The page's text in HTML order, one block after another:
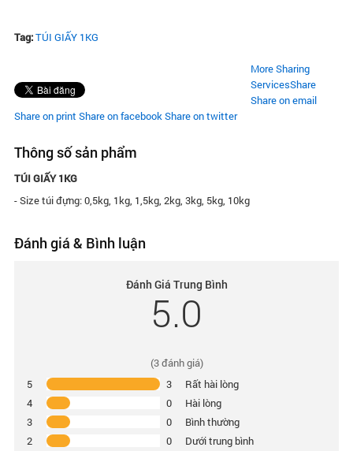
Tag:TÚI GIẤY 1KG
More Sharing
ServicesShare
Share on email
Share on print Share on facebookShare on twitter
Thông số sản phẩm
TÚI GIẤY 1KG
- Size túi đựng: 0,5kg, 1kg, 1,5kg, 2kg, 3kg, 5kg, 10kg
Đánh giá & Bình luận
Đánh Giá Trung Bình
5.0
(3đánh giá)
5
3
Rất hài lòng
4
0
Hài lòng
3
0
Bình thường
2
0
Dưới trung bình